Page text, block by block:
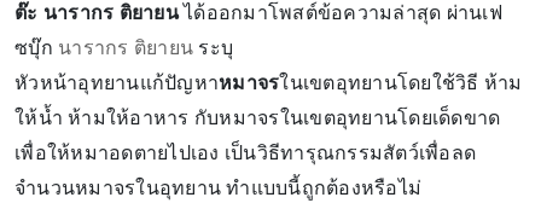
ต๊ะ นารากร ติยายนได้ออกมาโพสต์ข้อความล่าสุด ผ่านเฟ
ซบุ๊ก นารากร ติยายน ระบุ
หัวหน้าอุทยานแก้ปัญหาหมาจรในเขตอุทยานโดยใช้วิธี ห้าม
ให้น้ำ ห้ามให้อาหาร กับหมาจรในเขตอุทยานโดยเด็ดขาด
เพื่อให้หมาอดตายไปเอง เป็นวิธีทารุณกรรมสัตว์เพื่อลด
จำนวนหมาจรในอุทยาน ทำแบบนี้ถูกต้องหรือไม่